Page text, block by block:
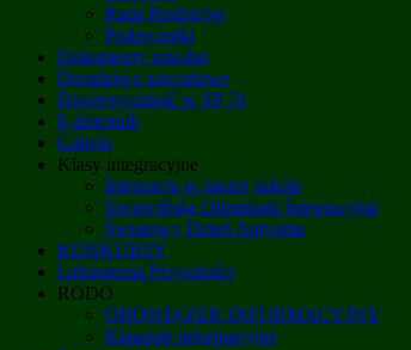
Rada Rodziców
Podręczniki
Dokumenty szkolne
Doradztwo zawodowe
Dwujęzyczność w SP 74
E-dziennik
Galeria
Klasy integracyjne
Integracja w naszej szkole
Szczecińska Olimpiada Integracyjna
Światowy Dzień Autyzmu
KONKURSY
Laboratoria Przyszłości
RODO
OBOWIĄZEK INFORMACYJNY
Klauzule informacyjne